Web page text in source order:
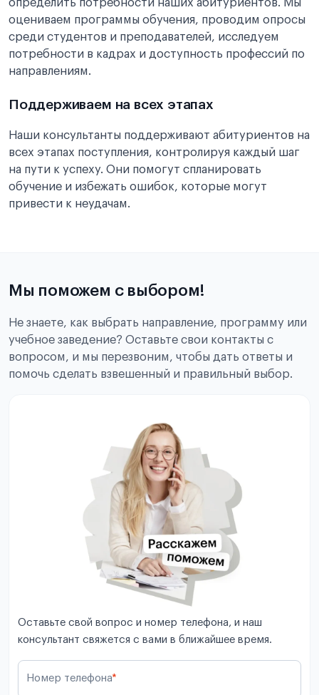
определить потребности наших абитуриентов. Мы
оцениваем программы обучения, проводим опросы
среди студентов и преподавателей, исследуем
потребности в кадрах и доступность профессий по
направлениям.
Поддерживаем на всех этапах
Наши консультанты поддерживают абитуриентов на
всех этапах поступления, контролируя каждый шаг
на пути к успеху. Они помогут спланировать
обучение и избежать ошибок, которые могут
привести к неудачам.
Мы поможем с выбором!
Не знаете, как выбрать направление, программу или
учебное заведение? Оставьте свои контакты с
вопросом, и мы перезвоним, чтобы дать ответы и
помочь сделать взвешенный и правильный выбор.
Оставьте свой вопрос и номер телефона, и наш
консультант свяжется с вами в ближайшее время.
Номер телефона*